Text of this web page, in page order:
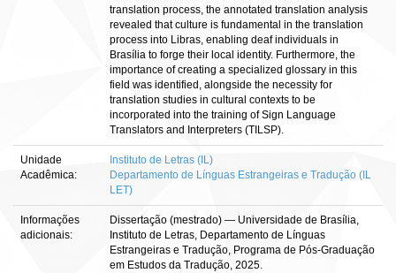
translation process, the annotated translation analysis
revealed that culture is fundamental in the translation
process into Libras, enabling deaf individuals in
Brasília to forge their local identity. Furthermore, the
importance of creating a specialized glossary in this
field was identified, alongside the necessity for
translation studies in cultural contexts to be
incorporated into the training of Sign Language
Translators and Interpreters (TILSP).
Unidade
Acadêmica:
Instituto de Letras (IL)
Departamento de Línguas Estrangeiras e Tradução (IL
LET)
Informações
adicionais:
Dissertação (mestrado) — Universidade de Brasília,
Instituto de Letras, Departamento de Línguas
Estrangeiras e Tradução, Programa de Pós-Graduação
em Estudos da Tradução, 2025.